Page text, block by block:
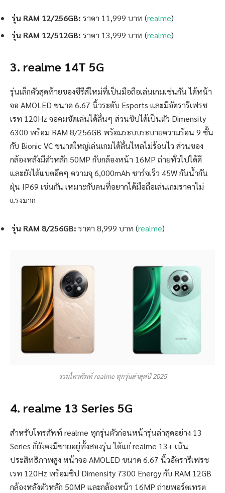
รุ่น RAM 12/256GB: ราคา 11,999 บาท (realme)
รุ่น RAM 12/512GB: ราคา 13,999 บาท (realme)
3. realme 14T 5G
รุ่นเล็กตัวสุดท้ายของซีรีส์ใหม่ที่เป็นมือถือเล่นเกมเช่นกัน ได้หน้า
จอ AMOLED ขนาด 6.67 นิ้วระดับ Esports และมีอัตรารีเฟรช
เรท 120Hz จอคมชัดเล่นได้ลื่นๆ ส่วนชิปได้เป็นตัว Dimensity
6300 พร้อม RAM 8/256GB พร้อมระบบระบายความร้อน 9 ชั้น
กับ Bionic VC ขนาดใหญ่เล่นเกมได้ลื่นไหลไม่ร้อนไว ส่วนของ
กล้องหลังมีตัวหลัก 50MP กับกล้องหน้า 16MP ถ่ายทั่วไปได้ดี
และยังได้แบตอึดๆ ความจุ 6,000mAh ชาร์จเร็ว 45W กันน้ำกัน
ฝุ่น IP69 เช่นกัน เหมาะกับคนที่อยากได้มือถือเล่นเกมราคาไม่
แรงมาก
รุ่น RAM 8/256GB: ราคา 8,999 บาท (realme)
รวมโทรศัพท์ realme ทุกรุ่นล่าสุดปี 2025
4. realme 13 Series 5G
สำหรับโทรศัพท์ realme ทุกรุ่นตัวก่อนหน้ารุ่นล่าสุดอย่าง 13
Series ก็ยังคงมีขายอยู่ทั้งสองรุ่น ได้แก่ realme 13+ เน้น
ประสิทธิภาพสูง หน้าจอ AMOLED ขนาด 6.67 นิ้วอัตรารีเฟรช
เรท 120Hz พร้อมชิป Dimensity 7300 Energy กับ RAM 12GB
กล้องหลังตัวหลัก 50MP และกล้องหน้า 16MP ถ่ายพอร์ตเทรต